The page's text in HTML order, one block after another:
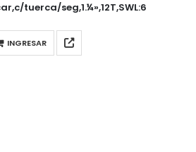
tuerca/seg,1.¼»,12T,SWL:6
INGRESAR